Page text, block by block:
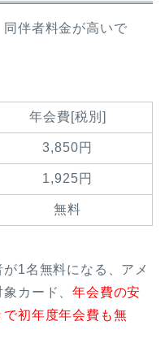
伴者料金が高いで
年会費[税別]
3,850円
1,925円
無料
1名無料になる、アメ
象カード、年会費の安
初年度年会費も無